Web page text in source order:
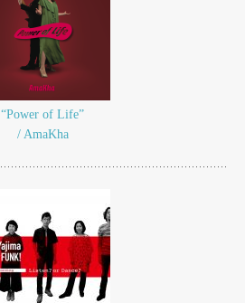
“Power of Life”
/ AmaKha